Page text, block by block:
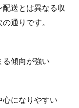
送とは異なる収
通りです。
る傾向が強い
心になりやすい